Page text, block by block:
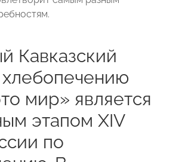
Кавказский
мир» является
этапом XIV
по